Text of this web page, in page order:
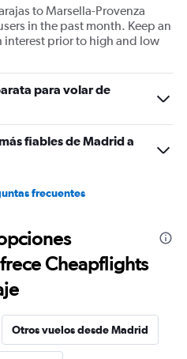
to Marsella-Provenza
in the past month. Keep an
interest prior to high and low
para volar de
fiables de Madrid a
frecuentes
Cheapflights
Otros vuelos desde Madrid